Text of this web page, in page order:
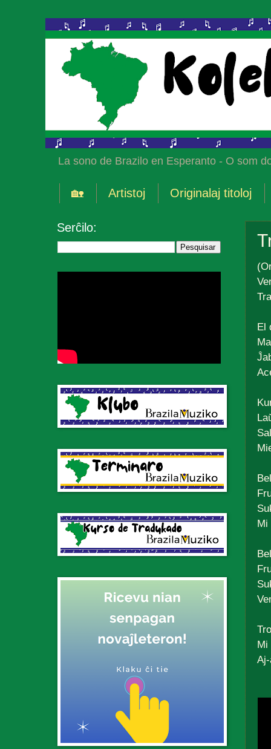
La sono de Brazilo en Esperanto - O som
🏡 Artistoj Originalaj titoloj
El
Mi
Mi
Serĉilo: